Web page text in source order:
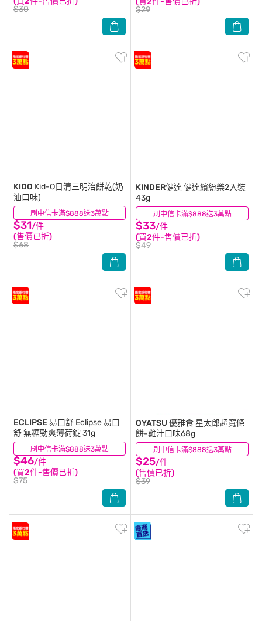
$30
$29
刷中信卡滿$888送3萬點
KIDO Kid-O日清三明治餅乾(奶
油口味)
$31/件
(售價已折)
$68
(52) 刷中信卡滿$888送3萬點
KINDER健達 健達繽紛樂2入裝
43g
$33/件
(買2件-售價已折)
$49
(21)
刷中信卡滿$888送3萬點
ECLIPSE 易口舒 Eclipse 易口
舒 無糖勁爽薄荷錠 31g
$46/件
(買2件-售價已折)
$75
(15) 刷中信卡滿$888送3萬點
OYATSU 優雅食 星太郎超寬條
餅-雞汁口味68g
$25/件
(售價已折)
$39
(18)